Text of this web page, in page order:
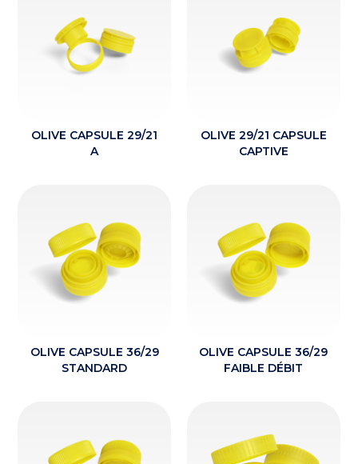
OLIVE CAPSULE 29/21
A
OLIVE 29/21 CAPSULE
CAPTIVE
OLIVE CAPSULE 36/29
STANDARD
OLIVE CAPSULE 36/29
FAIBLE DÉBIT